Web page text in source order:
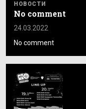
НОВОСТИ
No comment
24.03.2022
No comment